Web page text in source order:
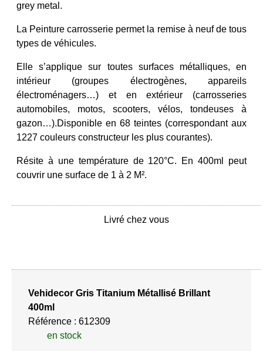
grey metal.
La Peinture carrosserie permet la remise à neuf de tous
types de véhicules.
Elle s’applique sur toutes surfaces métalliques, en
intérieur (groupes électrogènes, appareils
électroménagers…) et en extérieur (carrosseries
automobiles, motos, scooters, vélos, tondeuses à
gazon…).Disponible en 68 teintes (correspondant aux
1227 couleurs constructeur les plus courantes).
Résite à une température de 120°C. En 400ml peut
couvrir une surface de 1 à 2 M².
Livré chez vous
Vehidecor Gris Titanium Métallisé Brillant
400ml
Référence : 612309
en stock